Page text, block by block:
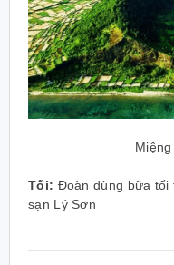
Tối: Đoàn dùng bữa tối
sạn Lý Sơn